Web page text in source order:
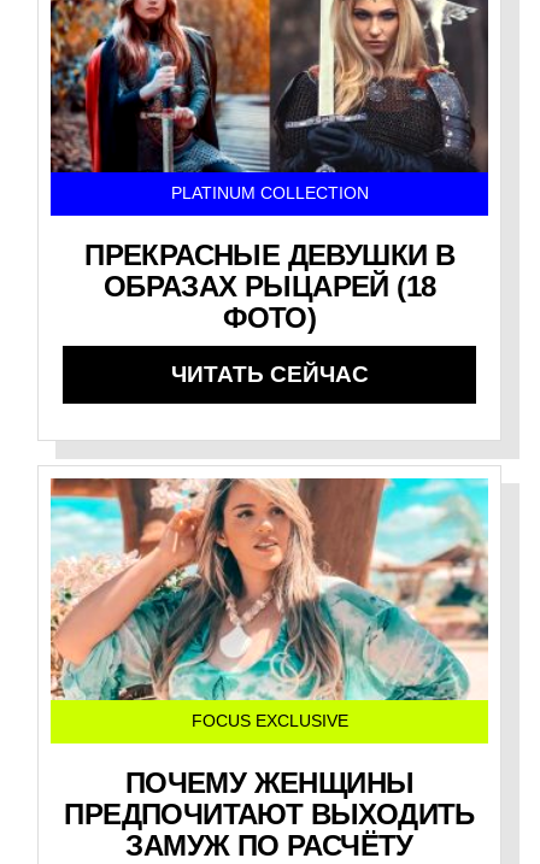
PLATINUM COLLECTION
ПРЕКРАСНЫЕ ДЕВУШКИ В
ОБРАЗАХ РЫЦАРЕЙ (18
ФОТО)
ЧИТАТЬ СЕЙЧАС
FOCUS EXCLUSIVE
ПОЧЕМУ ЖЕНЩИНЫ
ПРЕДПОЧИТАЮТ ВЫХОДИТЬ
ЗАМУЖ ПО РАСЧЁТУ